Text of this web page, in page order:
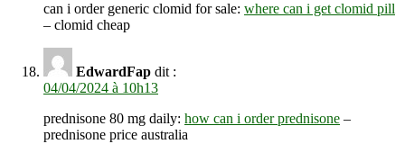
can i order generic clomid for sale: where can i get clomid pill
– clomid cheap
EdwardFap dit :
04/04/2024 à 10h13
prednisone 80 mg daily: how can i order prednisone –
prednisone price australia